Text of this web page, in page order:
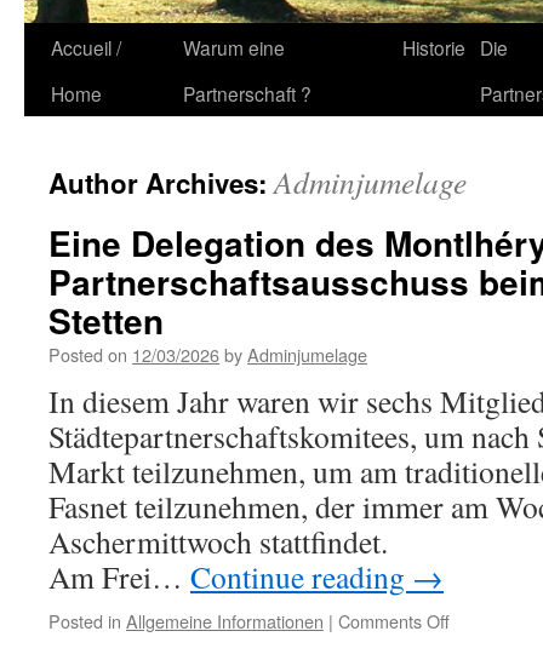
Skip
Accueil /
Home
Warum eine
Partnerschaft ?
Historie
Die
Author Archives:Adminjumelage
Eine Delegation des
Partnerschaftsausschuss
Stetten
Posted on 12/03/2026byAdminjumelage
In diesem Jahr waren wir sechs
Städtepartnerschaftskomitees, um nach
Markt teilzunehmen, um am
Fasnet teilzunehmen, der immer am
Aschermittwoch stattfindet.
Am Frei… Continue reading →
Posted in Allgemeine Informationen | Comments Offon